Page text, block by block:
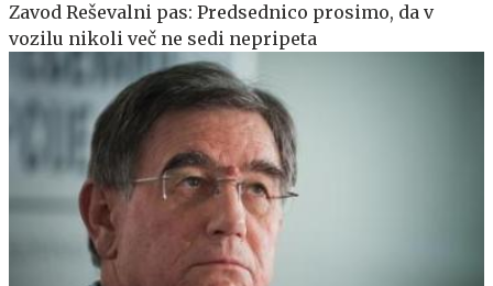
Zavod Reševalni pas: Predsednico prosimo, da v
vozilu nikoli več ne sedi nepripeta